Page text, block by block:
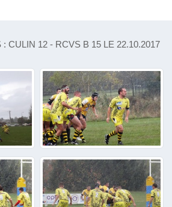
CULIN 12 - RCVS B 15 LE 22.10.2017